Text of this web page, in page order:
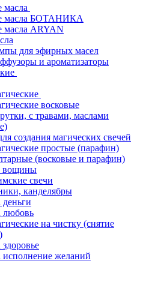
масла БОТАНИКА
ARYAN
для эфирных масел
и ароматизаторы
восковые
с травами, маслами
создания магических свечей
простые (парафин)
(восковые и парафин)
вощины
свечи
канделябры
любовь
на чистку (снятие
исполнение желаний